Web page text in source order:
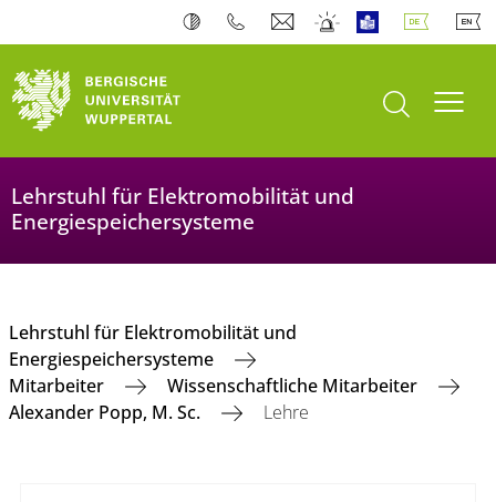
Suche öffnen
Lehrstuhl für Elektromobilität und
Energiespeichersysteme
Lehrstuhl für Elektromobilität und
Energiespeichersysteme
Mitarbeiter
Wissenschaftliche Mitarbeiter
Alexander Popp, M. Sc.
Lehre